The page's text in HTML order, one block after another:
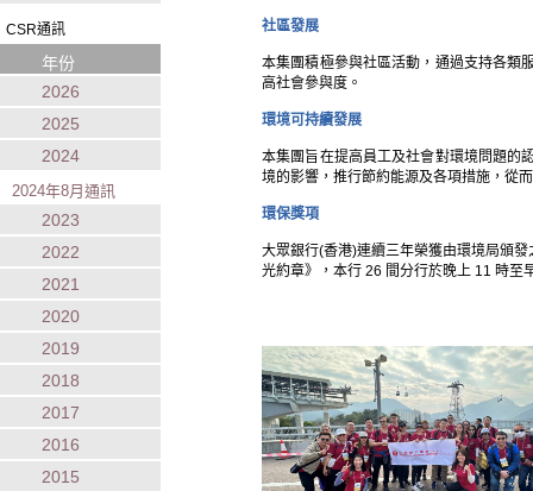
CSR通訊
年份
2026
2025
2024
2024年8月通訊
2023
2022
2021
2020
2019
2018
2017
2016
2015
社區發展
本集團積極參與社區活動，通過支持各類
高社會參與度。
環境可持續發展
本集團旨在提高員工及社會對環境問題的
境的影響，推行節約能源及各項措施，從
環保獎項
大眾銀行(香港)連續三年榮獲由環境局頒
光約章》，本行 26 間分行於晚上 11 時至